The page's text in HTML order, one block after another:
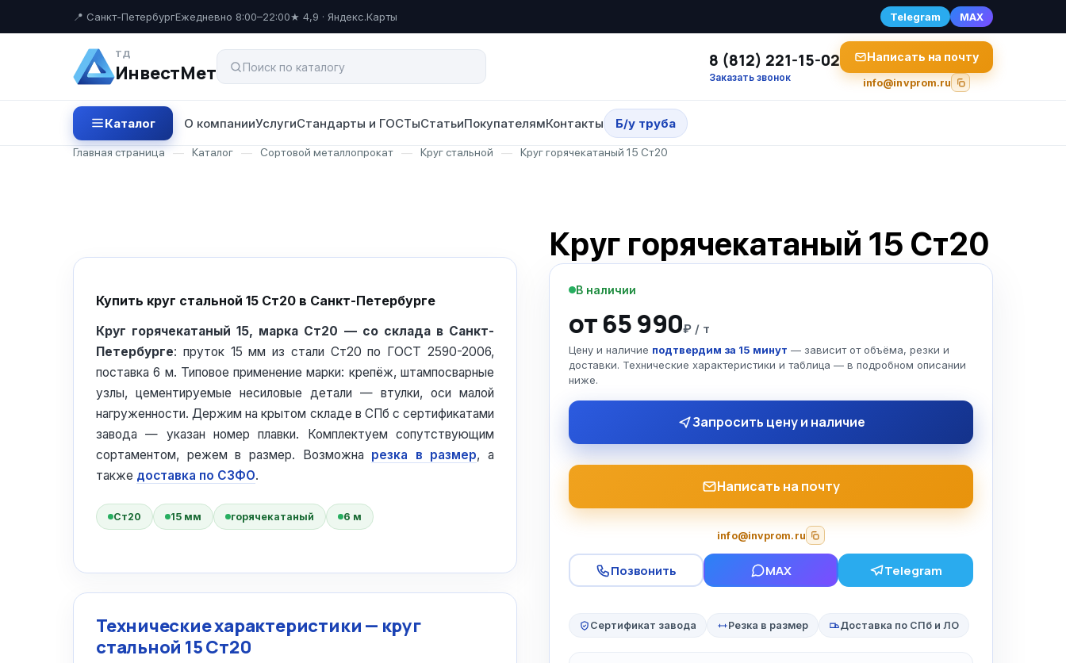
📍 Санкт-ПетербургЕжедневно 8:00–22:00★ 4,9 · Яндекс.Карты Telegram MAX
ТД
ИнвестМет
8 (812) 221-15-02
Заказать звонок
Написать на почту
info@invprom.ru
Каталог О компанииУслугиСтандарты и ГОСТыСтатьиПокупателямКонтакты Б/у труба
Главная страница — Каталог — Сортовой металлопрокат — Круг стальной — Круг горячекатаный 15 Ст20
Круг горячекатаный 15 Ст20
В наличии
от 65 990₽ / т
Цену и наличие подтвердим за 15 минут — зависит от объёма, резки и
доставки. Технические характеристики и таблица — в подробном описании
ниже.
Запросить цену и наличие
Написать на почту
info@invprom.ru
Позвонить MAX Telegram
Сертификат завода Резка в размер Доставка по СПб и ЛО
Купить круг стальной 15 Ст20 в Санкт-Петербурге
Круг горячекатаный 15, марка Ст20 — со склада в Санкт-
Петербурге: пруток 15 мм из стали Ст20 по ГОСТ 2590-2006,
поставка 6 м. Типовое применение марки: крепёж, штампосварные
узлы, цементируемые несиловые детали — втулки, оси малой
нагруженности. Держим на крытом складе в СПб с сертификатами
завода — указан номер плавки. Комплектуем сопутствующим
сортаментом, режем в размер. Возможна резка в размер, а
также доставка по СЗФО.
Ст20 15 мм горячекатаный 6 м
Технические характеристики — круг
стальной 15 Ст20